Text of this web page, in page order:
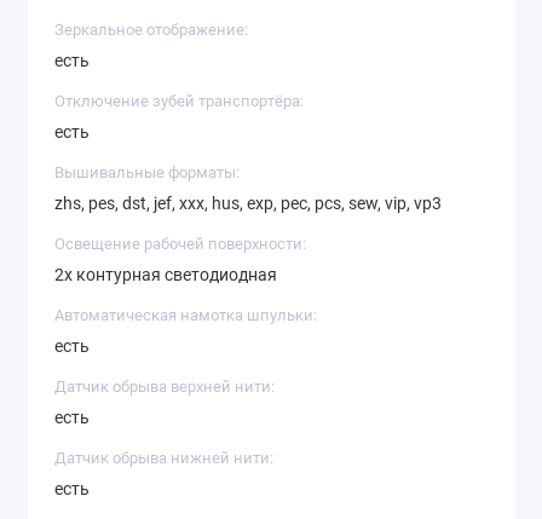
Зеркальное отображение:
есть
Отключение зубей транспортёра:
есть
Вышивальные форматы:
zhs, pes, dst, jef, xxx, hus, exp, pec, pcs, sew, vip, vp3
Освещение рабочей поверхности:
2х контурная светодиодная
Автоматическая намотка шпульки:
есть
Датчик обрыва верхней нити:
есть
Датчик обрыва нижней нити:
есть